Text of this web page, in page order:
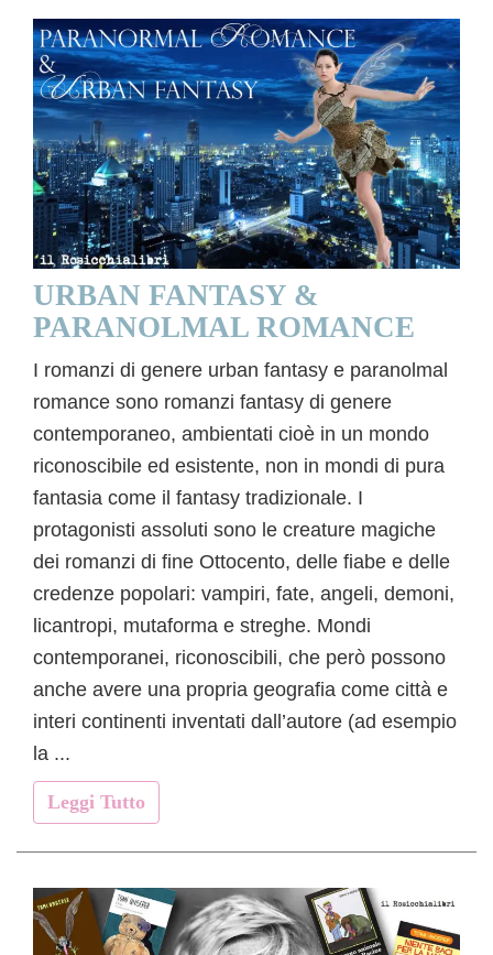
URBAN FANTASY &
PARANOLMAL ROMANCE
I romanzi di genere urban fantasy e paranolmal
romance sono romanzi fantasy di genere
contemporaneo, ambientati cioè in un mondo
riconoscibile ed esistente, non in mondi di pura
fantasia come il fantasy tradizionale. I
protagonisti assoluti sono le creature magiche
dei romanzi di fine Ottocento, delle fiabe e delle
credenze popolari: vampiri, fate, angeli, demoni,
licantropi, mutaforma e streghe. Mondi
contemporanei, riconoscibili, che però possono
anche avere una propria geografia come città e
interi continenti inventati dall’autore (ad esempio
la ...
Leggi Tutto